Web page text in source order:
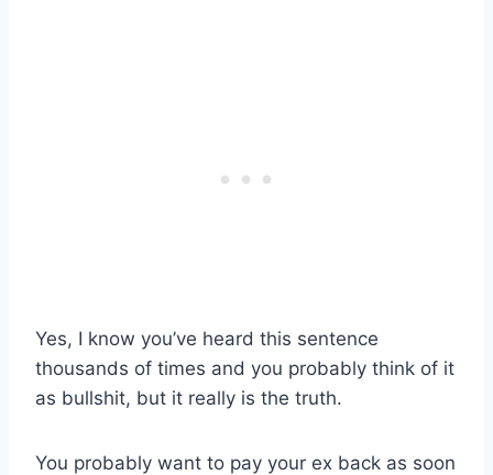
Yes, I know you’ve heard this sentence
thousands of times and you probably think of it
as bullshit, but it really is the truth.
You probably want to pay your ex back as soon